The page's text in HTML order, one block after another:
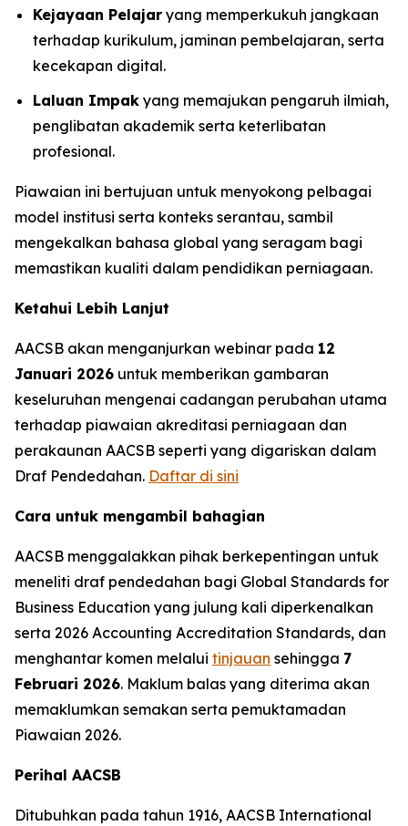
Kejayaan Pelajar yang memperkukuh jangkaan
terhadap kurikulum, jaminan pembelajaran, serta
kecekapan digital.
Laluan Impak yang memajukan pengaruh ilmiah,
penglibatan akademik serta keterlibatan
profesional.
Piawaian ini bertujuan untuk menyokong pelbagai
model institusi serta konteks serantau, sambil
mengekalkan bahasa global yang seragam bagi
memastikan kualiti dalam pendidikan perniagaan.
Ketahui Lebih Lanjut
AACSB akan menganjurkan webinar pada 12
Januari 2026 untuk memberikan gambaran
keseluruhan mengenai cadangan perubahan utama
terhadap piawaian akreditasi perniagaan dan
perakaunan AACSB seperti yang digariskan dalam
Draf Pendedahan. Daftar di sini
Cara untuk mengambil bahagian
AACSB menggalakkan pihak berkepentingan untuk
meneliti draf pendedahan bagi Global Standards for
Business Education yang julung kali diperkenalkan
serta 2026 Accounting Accreditation Standards, dan
menghantar komen melalui tinjauan sehingga 7
Februari 2026. Maklum balas yang diterima akan
memaklumkan semakan serta pemuktamadan
Piawaian 2026.
Perihal AACSB
Ditubuhkan pada tahun 1916, AACSB International